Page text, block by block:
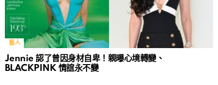
藝人
Jennie 認了曾因身材自卑！親曝心境轉變、
BLACKPINK 情誼永不變